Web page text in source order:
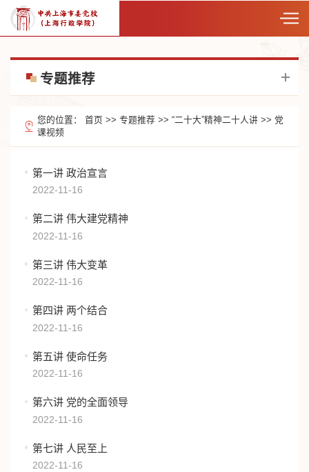
专题推荐
您的位置： 首页 >> 专题推荐 >> “二十大”精神二十人讲>> 党
课视频
第一讲 政治宣言
2022-11-16
第二讲 伟大建党精神
2022-11-16
第三讲 伟大变革
2022-11-16
第四讲 两个结合
2022-11-16
第五讲 使命任务
2022-11-16
第六讲 党的全面领导
2022-11-16
第七讲 人民至上
2022-11-16